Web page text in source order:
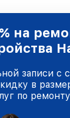
клиентов.
на
записи с
в
по ремонту